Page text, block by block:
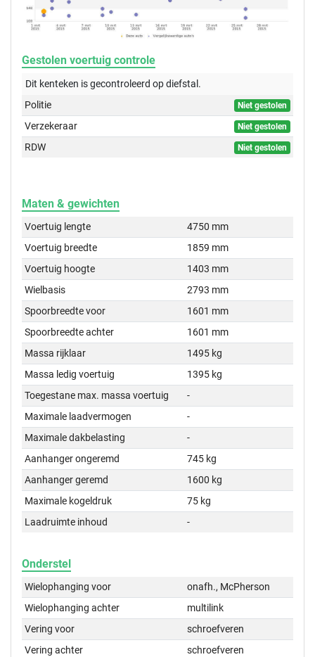
Gestolen voertuig controle
Dit kenteken is gecontroleerd opdiefstal.
Politie
Niet gestolen
Verzekeraar Niet gestolen
RDW Niet gestolen
Maten & gewichten
Voertuig lengte
4750 mm
Voertuig breedte
1859 mm
Voertuig hoogte
1403 mm
Wielbasis
2793 mm
Spoorbreedte voor
1601 mm
Spoorbreedte achter
1601 mm
Massa rijklaar
1495 kg
Massa ledig voertuig
1395 kg
Toegestane max. massa voertuig
-
Maximale laadvermogen
-
Maximale dakbelasting
-
Aanhanger ongeremd
745 kg
Aanhanger geremd
1600 kg
Maximale kogeldruk
75 kg
Laadruimte inhoud
-
Onderstel
Wielophanging voor
onafh., McPherson
Wielophanging achter
multilink
Vering voor
schroefveren
Vering achter
schroefveren